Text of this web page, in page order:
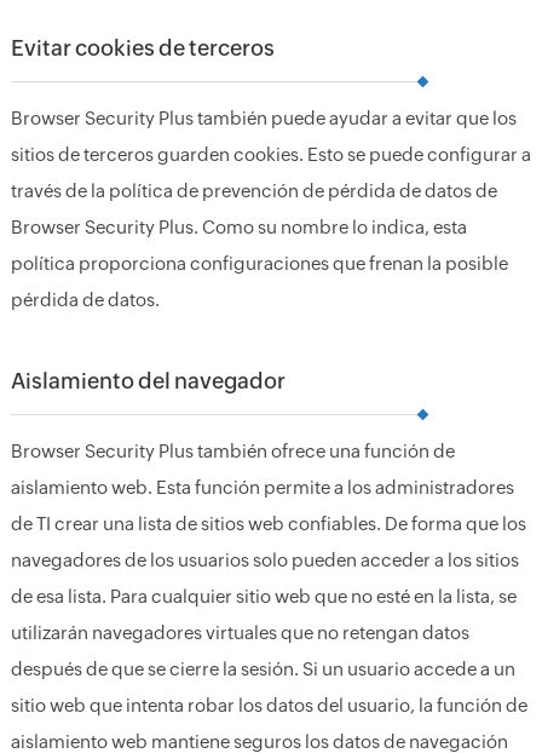
Evitar cookies de terceros
Browser Security Plus también puede ayudar a evitar que los
sitios de terceros guarden cookies. Esto se puede configurar a
través de la política de prevención de pérdida de datos de
Browser Security Plus. Como su nombre lo indica, esta
política proporciona configuraciones que frenan la posible
pérdida de datos.
Aislamiento del navegador
Browser Security Plus también ofrece una función de
aislamiento web. Esta función permite a los administradores
de TI crear una lista de sitios web confiables. De forma que los
navegadores de los usuarios solo pueden acceder a los sitios
de esa lista. Para cualquier sitio web que no esté en la lista, se
utilizarán navegadores virtuales que no retengan datos
después de que se cierre la sesión. Si un usuario accede a un
sitio web que intenta robar los datos del usuario, la función de
aislamiento web mantiene seguros los datos de navegación